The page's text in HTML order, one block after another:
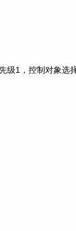
级1，控制对象选